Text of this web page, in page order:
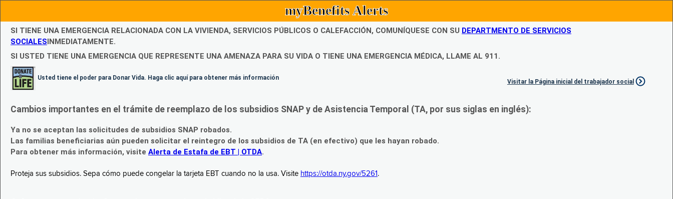
myBenefits Alerts
SI TIENE UNA EMERGENCIA RELACIONADA CON LA VIVIENDA, SERVICIOS PÚBLICOS O CALEFACCIÓN, COMUNÍQUESE CON SU DEPARTMENTO DE SERVICIOS
SOCIALESINMEDIATAMENTE.
SI USTED TIENE UNA EMERGENCIA QUE REPRESENTE UNA AMENAZA PARA SU VIDA O TIENE UNA EMERGENCIA MÉDICA, LLAME AL 911.
Usted tiene el poder para Donar Vida. Haga clic aquí para obtener más información
Visitar la Página inicial del trabajador social
Cambios importantes en el trámite de reemplazo de los subsidios SNAP y de Asistencia Temporal (TA, por sus siglas en inglés):
Ya no se aceptan las solicitudes de subsidios SNAP robados.
Las familias beneficiarias aún pueden solicitar el reintegro de los subsidios de TA (en efectivo) que les hayan robado.
Para obtener más información, visite Alerta de Estafa de EBT | OTDA.
Proteja sus subsidios. Sepa cómo puede congelar la tarjeta EBT cuando no la usa. Visite https://otda.ny.gov/5261 .